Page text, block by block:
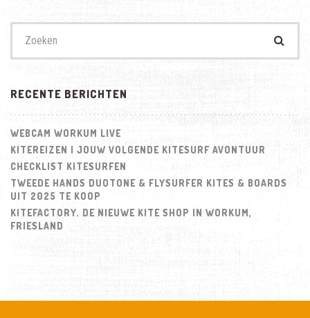
naar:
RECENTE BERICHTEN
WEBCAM WORKUM LIVE
KITEREIZEN | JOUW VOLGENDE KITESURF AVONTUUR
CHECKLIST KITESURFEN
TWEEDE HANDS DUOTONE & FLYSURFER KITES & BOARDS
UIT 2025 TE KOOP
KITEFACTORY. DE NIEUWE KITE SHOP IN WORKUM,
FRIESLAND